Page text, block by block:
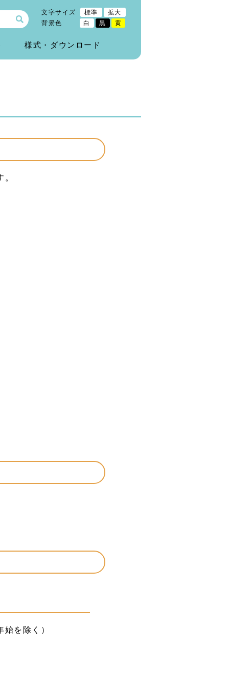
様式・ダウンロード
文字サイズ 標準
拡大
背景色
白 黒 黄
を除く）